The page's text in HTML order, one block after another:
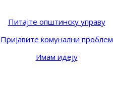
Питајте општинску управу
Пријавите комунални проблем
Имам идеју